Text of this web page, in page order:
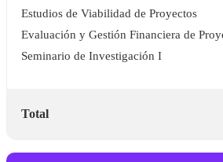
Estudios de Viabilidad de Proyectos
Evaluación y Gestión Financiera de
Seminario de Investigación I
Total